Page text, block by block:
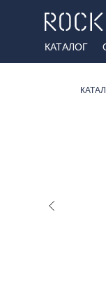
КАТАЛОГ